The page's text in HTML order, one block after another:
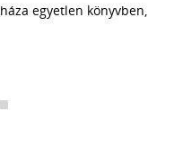
egyetlen könyvben,